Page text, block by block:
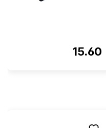
15.60